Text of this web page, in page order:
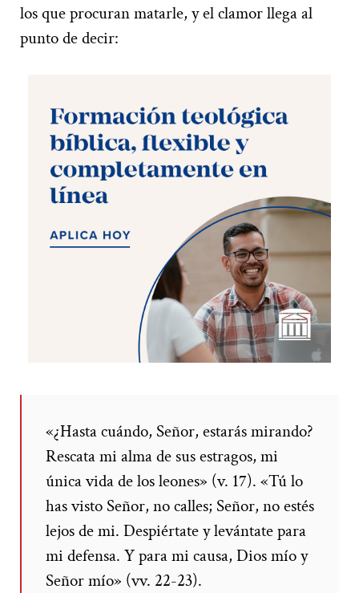
los que procuran matarle, y el clamor llega al
punto de decir:
«¿Hasta cuándo, Señor, estarás mirando?
Rescata mi alma de sus estragos, mi
única vida de los leones» (v. 17). «Tú lo
has visto Señor, no calles; Señor, no estés
lejos de mi. Despiértate y levántate para
mi defensa. Y para mi causa, Dios mío y
Señor mío» (vv. 22-23).